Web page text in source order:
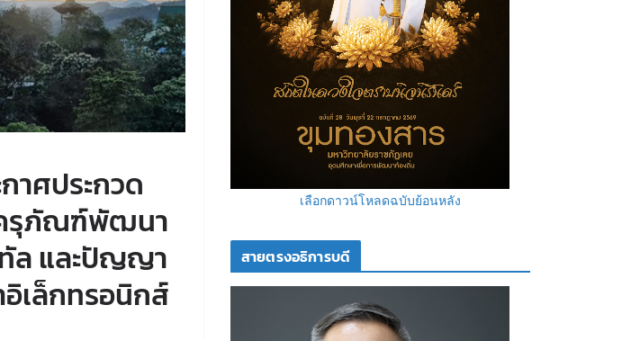
าศประกวด
ครุภัณฑ์พัฒนา
ล และปัญญา
เล็กทรอนิกส์
เลือกดาวน์โหลดฉบับย้อนหลัง
สายตรงอธิการบดี